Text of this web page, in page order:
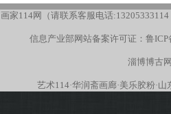
画家114网（请联系客服电话:13205333114
信息产业部网站备案许可证： 鲁ICP
淄博博古
艺术114·华润斋画廊·美乐胶粉·山